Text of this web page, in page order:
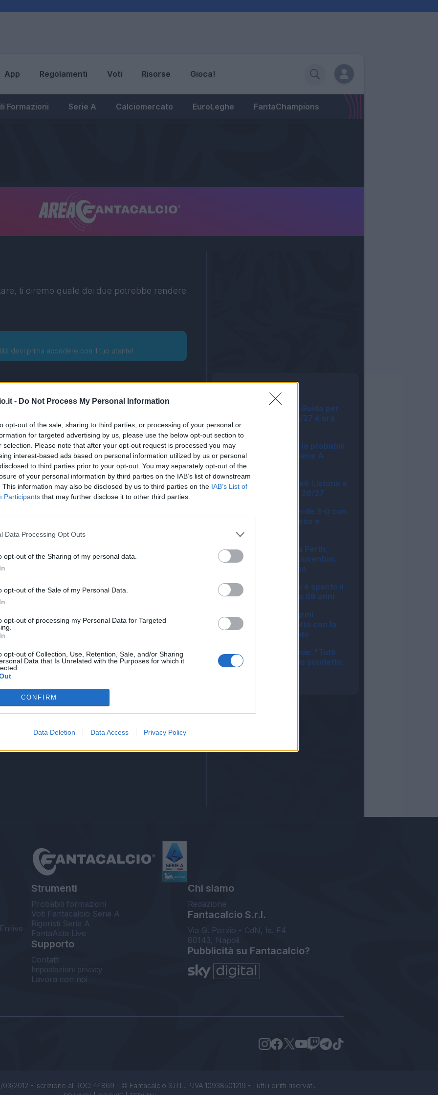
- Do Not Process My Personal Information
opt-out of the sale, sharing to third parties, or processing of your personal or
for targeted advertising by us, please use the below opt-out section to
selection. Please note that after your opt-out request is processed you may
interest-based ads based on personal information utilized by us or personal
to third parties prior to your opt-out. You may separately opt-out of the
of your personal information by third parties on the IAB’s list of downstream
This information may also be disclosed by us to third parties on the IAB’s List of
Participants that may further disclose it to other third parties.
Data Processing Opt Outs
opt-out of the Sharing of my personal data.
opt-out of the Sale of my Personal Data.
opt-out of processing my Personal Data for Targeted
opt-out of Collection, Use, Retention, Sale, and/or Sharing
Data that Is Unrelated with the Purposes for which it
CONFIRM
Data Deletion Data Access Privacy Policy
App Regolamenti Voti Risorse Gioca!
Formazioni Serie A Calciomercato EuroLeghe FantaChampions
ti diremo quale dei due potrebbe rendere
devi prima accedere con il tuo utente!
due calciatori
Partite a voto
Media Voto
-
Gol
-
Fantacalcio® - La Guida per
l'asta perfetta 26/27 è ora
disponibile
07:10
Asta Fantacalcio, le probabili
formazioni della Serie A
Enilive 2026/27
06:16
Fantacalcio® Unveil: Listone e
novità App Leghe 26/27
Disastro Milan, perde 3-0 con
il Chelsea: male Leao e
Camarda
16:23
L'Inter festeggia a Perth,
vittoria contro la Juventus:
cronaca e tabellino
Lutto per Messi, si è spento il
papà Jorge: aveva 68 anni
UFFICIALE - Pellegrini
prolunga il contratto con la
Roma: il comunicato
Juventus, McKennie: "Tutti
possono vincere lo scudetto.
Strumenti
Probabili formazioni
Voti Fantacalcio Serie A
Rigoristi Serie A
FantaAsta Live
Supporto
Contatti
Impostazioni privacy
Lavora con noi
Chi siamo
Redazione
Fantacalcio S.r.l.
Via G. Porzio - CdN, Is. F4
80143, Napoli
Pubblicità su Fantacalcio?
2012 - Iscrizione al ROC: 44869 - © Fantacalcio S.R.L. P.IVA 10938501219 - Tutti i diritti riservati.